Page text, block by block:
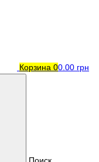
Корзина 00.00 грн